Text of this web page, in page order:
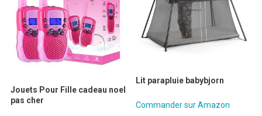
Jouets Pour Fille cadeau noel
pas cher
Lit parapluie babybjorn
Commander sur Amazon